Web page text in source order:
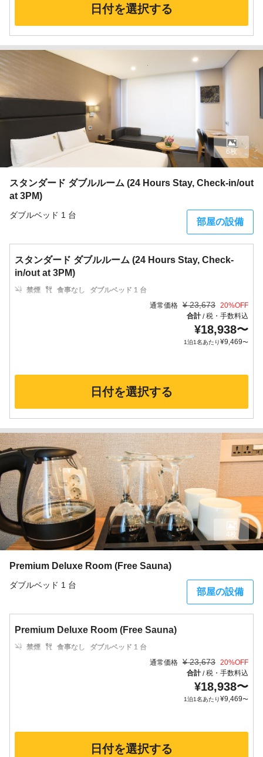
日付を選択する
スタンダード ダブルルーム (24 Hours Stay, Check-in/out
at 3PM)
ダブルベッド 1 台
部屋の設備
6枚
スタンダード ダブルルーム (24 Hours Stay, Check-
in/out at 3PM)
禁煙 食事なし
ダブルベッド 1 台
通常価格 ¥ 23,673 20%OFF
合計/税・手数料込
¥18,938〜
1泊1名あたり¥9,469〜
日付を選択する
Premium Deluxe Room (Free Sauna)
ダブルベッド 1 台
部屋の設備
4枚
Premium Deluxe Room (Free Sauna)
禁煙 食事なし
ダブルベッド 1 台
通常価格 ¥ 23,673 20%OFF
合計/税・手数料込
¥18,938〜
1泊1名あたり¥9,469〜
日付を選択する